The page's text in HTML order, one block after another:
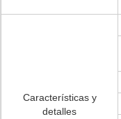
Características y
detalles